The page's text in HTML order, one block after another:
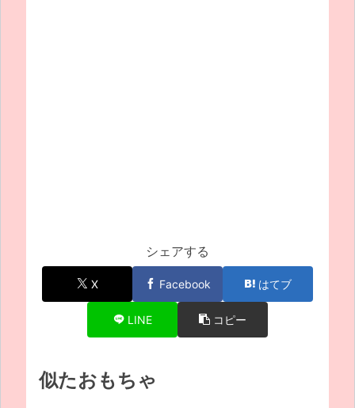
シェアする
X Facebook はてブ
LINE コピー
似たおもちゃ